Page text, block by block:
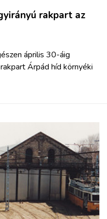
rakpart az
április 30-áig
Árpád híd környéki